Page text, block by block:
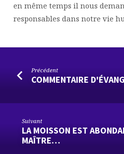
en même temps il nous
responsables dans notre vie
Précédent
COMMENTAIRE
Suivant
LA MOISSON EST
MAÎTRE…